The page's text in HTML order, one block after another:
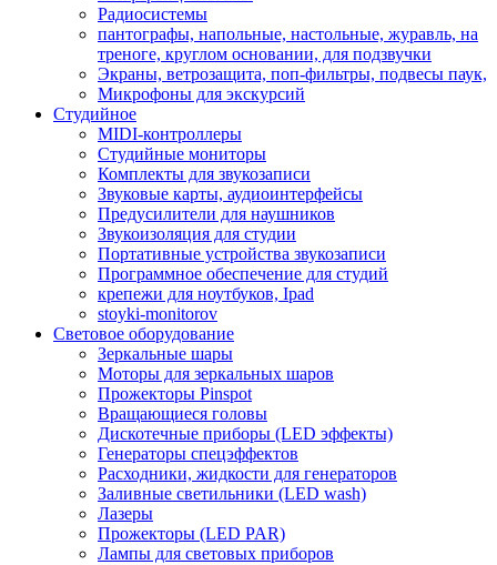
Радиосистемы
пантографы, напольные, настольные, журавль, на
треноге, круглом основании, для подзвучки
Экраны, ветрозащита, поп-фильтры, подвесы паук,
Микрофоны для экскурсий
Студийное
MIDI-контроллеры
Студийные мониторы
Комплекты для звукозаписи
Звуковые карты, аудиоинтерфейсы
Предусилители для наушников
Звукоизоляция для студии
Портативные устройства звукозаписи
Программное обеспечение для студий
крепежи для ноутбуков, Ipad
stoyki-monitorov
Световое оборудование
Зеркальные шары
Моторы для зеркальных шаров
Прожекторы Pinspot
Вращающиеся головы
Дискотечные приборы (LED эффекты)
Генераторы спецэффектов
Расходники, жидкости для генераторов
Заливные светильники (LED wash)
Лазеры
Прожекторы (LED PAR)
Лампы для световых приборов